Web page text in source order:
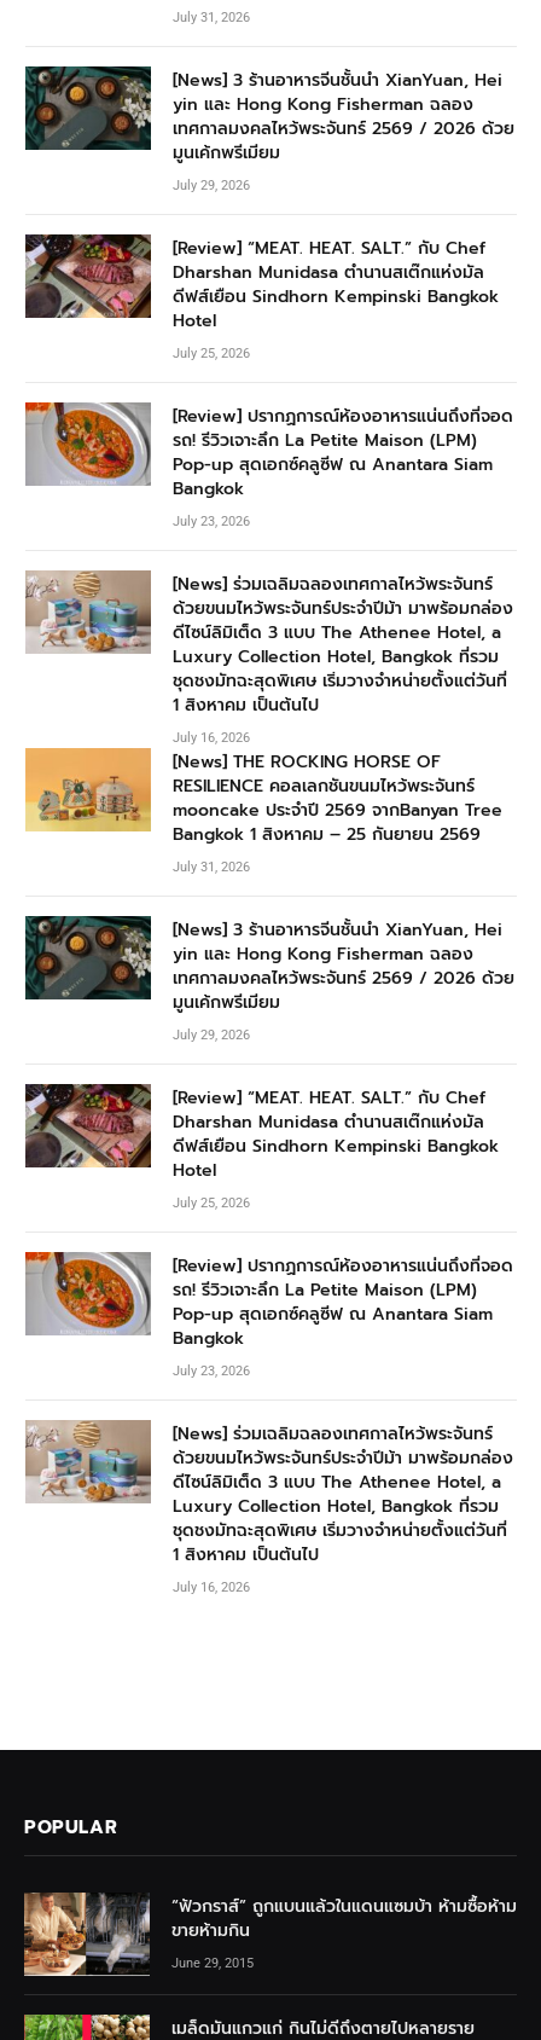
July 31, 2026
[News] 3 ร้านอาหารจีนชั้นนำ XianYuan, Hei
yin และ Hong Kong Fisherman ฉลอง
เทศกาลมงคลไหว้พระจันทร์ 2569 / 2026 ด้วย
มูนเค้กพรีเมียม
July 29, 2026
[Review] “MEAT. HEAT. SALT.” กับ Chef
Dharshan Munidasa ตำนานสเต๊กแห่งมัล
ดีฟส์เยือน Sindhorn Kempinski Bangkok
Hotel
July 25, 2026
[Review] ปรากฏการณ์ห้องอาหารแน่นถึงที่จอด
รถ! รีวิวเจาะลึก La Petite Maison (LPM)
Pop-up สุดเอกซ์คลูซีฟ ณ Anantara Siam
Bangkok
July 23, 2026
[News] ร่วมเฉลิมฉลองเทศกาลไหว้พระจันทร์
ด้วยขนมไหว้พระจันทร์ประจำปีม้า มาพร้อมกล่อง
ดีไซน์ลิมิเต็ด 3 แบบ The Athenee Hotel, a
Luxury Collection Hotel, Bangkok ที่รวม
ชุดชงมัทฉะสุดพิเศษ เริ่มวางจำหน่ายตั้งแต่วันที่
1 สิงหาคม เป็นต้นไป
July 16, 2026
[News] THE ROCKING HORSE OF
RESILIENCE คอลเลกชันขนมไหว้พระจันทร์
mooncake ประจำปี 2569 จากBanyan Tree
Bangkok 1 สิงหาคม – 25 กันยายน 2569
July 31, 2026
[News] 3 ร้านอาหารจีนชั้นนำ XianYuan, Hei
yin และ Hong Kong Fisherman ฉลอง
เทศกาลมงคลไหว้พระจันทร์ 2569 / 2026 ด้วย
มูนเค้กพรีเมียม
July 29, 2026
[Review] “MEAT. HEAT. SALT.” กับ Chef
Dharshan Munidasa ตำนานสเต๊กแห่งมัล
ดีฟส์เยือน Sindhorn Kempinski Bangkok
Hotel
July 25, 2026
[Review] ปรากฏการณ์ห้องอาหารแน่นถึงที่จอด
รถ! รีวิวเจาะลึก La Petite Maison (LPM)
Pop-up สุดเอกซ์คลูซีฟ ณ Anantara Siam
Bangkok
July 23, 2026
[News] ร่วมเฉลิมฉลองเทศกาลไหว้พระจันทร์
ด้วยขนมไหว้พระจันทร์ประจำปีม้า มาพร้อมกล่อง
ดีไซน์ลิมิเต็ด 3 แบบ The Athenee Hotel, a
Luxury Collection Hotel, Bangkok ที่รวม
ชุดชงมัทฉะสุดพิเศษ เริ่มวางจำหน่ายตั้งแต่วันที่
1 สิงหาคม เป็นต้นไป
July 16, 2026
POPULAR
“ฟัวกราส์” ถูกแบนแล้วในแดนแซมบ้า ห้ามซื้อห้าม
ขายห้ามกิน
June 29, 2015
เมล็ดมันแกวแก่ กินไม่ดีถึงตายไปหลายราย